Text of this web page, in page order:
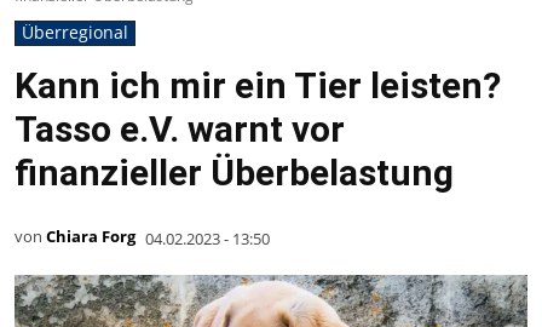
Überregional
Kann ich mir ein Tier leisten?
Tasso e.V. warnt vor
finanzieller Überbelastung
von Chiara Forg 04.02.2023 - 13:50